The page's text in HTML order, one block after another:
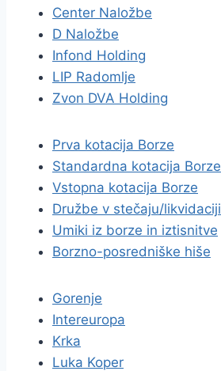
Center Naložbe
D Naložbe
Infond Holding
LIP Radomlje
Zvon DVA Holding
Prva kotacija Borze
Standardna kotacija Borze
Vstopna kotacija Borze
Družbe v stečaju/likvidaciji
Umiki iz borze in iztisnitve
Borzno-posredniške hiše
Gorenje
Intereuropa
Krka
Luka Koper